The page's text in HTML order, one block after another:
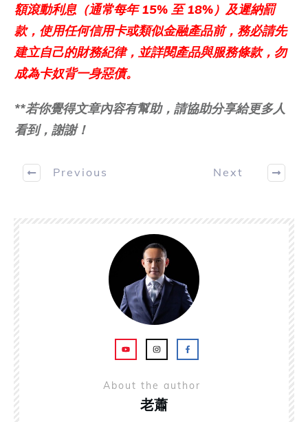
額滾動利息（通常每年 15% 至 18%）及遲納罰
款，使用任何信用卡或類似金融產品前，務必請先
建立自己的財務紀律，並詳閱產品與服務條款，勿
成為卡奴背一身惡債。
**若你覺得文章內容有幫助，請協助分享給更多人
看到，謝謝！
Previous Next
About the author
老蕭